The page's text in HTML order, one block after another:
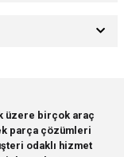
ve diğer konularda
tarafımıza
üzere birçok araç
parça çözümleri
odaklı hizmet